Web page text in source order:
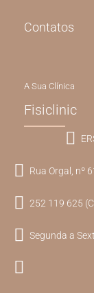
Contatos
A Sua Clínica
Fisiclinic
Rua Orgal, nº
252 119 625
Segunda a